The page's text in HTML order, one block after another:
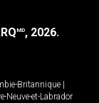
MD, 2026.
Britannique
Neuve-et-Labrador